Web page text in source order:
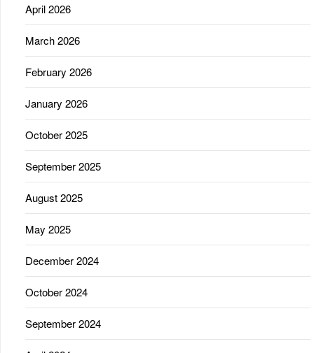
April 2026
March 2026
February 2026
January 2026
October 2025
September 2025
August 2025
May 2025
December 2024
October 2024
September 2024